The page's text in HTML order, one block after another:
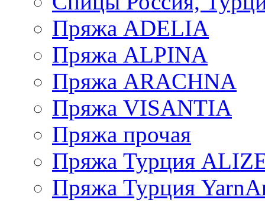
Пряжа ADELIA
Пряжа ALPINA
Пряжа ARACHNA
Пряжа VISANTIA
Пряжа прочая
Пряжа Турция
Пряжа Турция